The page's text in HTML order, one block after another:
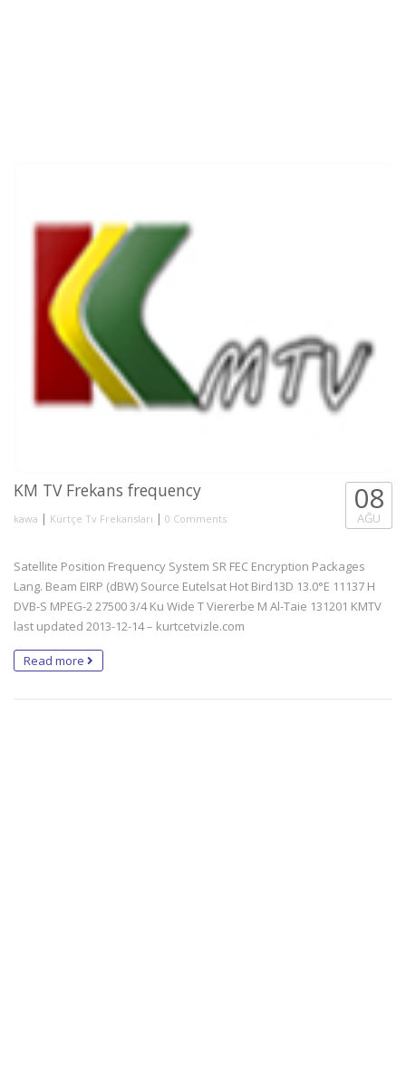
KM TV Frekans frequency
kawa | Kürtçe Tv Frekansları | 0 Comments
08
AĞU
Satellite Position Frequency System SR FEC Encryption Packages
Lang. Beam EIRP (dBW) Source Eutelsat Hot Bird13D 13.0°E 11137 H
DVB-S MPEG-2 27500 3/4 Ku Wide T Viererbe M Al-Taie 131201 KMTV
last updated 2013-12-14 – kurtcetvizle.com
Read more